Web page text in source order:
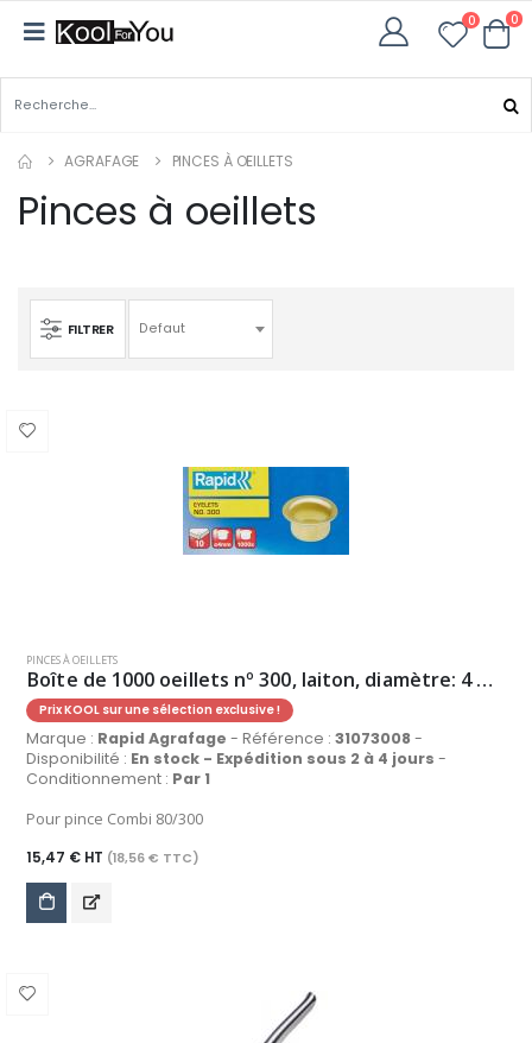
0 0
AGRAFAGE PINCES À OEILLETS
Pinces à oeillets
FILTRER Defaut
PINCES À OEILLETS
Boîte de 1000 oeillets nº 300, laiton, diamètre: 4 mm
Prix KOOL sur une sélection exclusive !
Marque : Rapid Agrafage - Référence :31073008 -
Disponibilité : En stock - Expédition sous 2 à 4 jours -
Conditionnement : Par 1
Pour pince Combi 80/300
15,47 € HT (18,56 € TTC)